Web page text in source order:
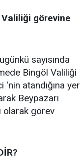
görevine
sayısında
Bingöl Valiliği
atandığına yer
Beypazarı
olarak görev